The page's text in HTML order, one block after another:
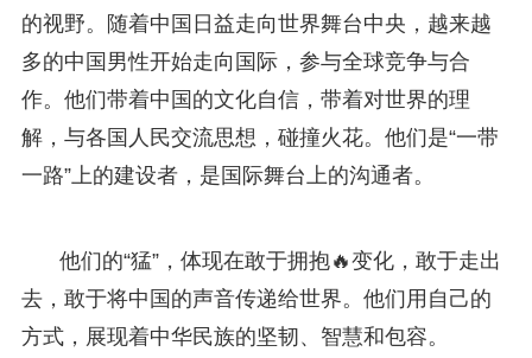
的视野。随着中国日益走向世界舞台中央，越来越
多的中国男性开始走向国际，参与全球竞争与合
作。他们带着中国的文化自信，带着对世界的理
解，与各国人民交流思想，碰撞火花。他们是“一带
一路”上的建设者，是国际舞台上的沟通者。
他们的“猛”，体现在敢于拥抱🔥变化，敢于走出
去，敢于将中国的声音传递给世界。他们用自己的
方式，展现着中华民族的坚韧、智慧和包容。